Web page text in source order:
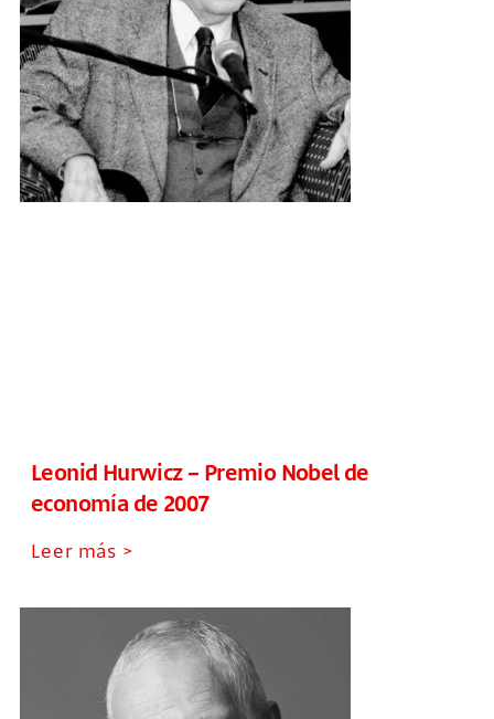
Leonid Hurwicz – Premio Nobel de
economía de 2007
Leer más >